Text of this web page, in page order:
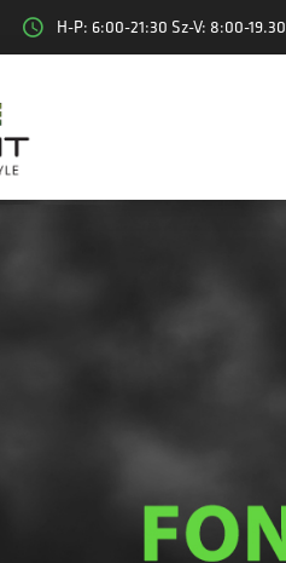
H-P: 6:00-21:30 Sz-V: 8:00-19.30